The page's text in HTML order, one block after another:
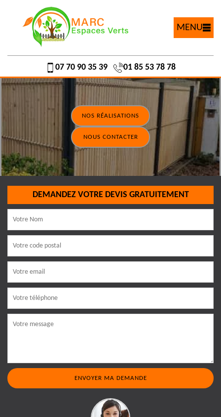
MENU
07 70 90 35 39 01 85 53 78 78
NOS RÉALISATIONS
NOUS CONTACTER
DEMANDEZ VOTRE DEVIS GRATUITEMENT